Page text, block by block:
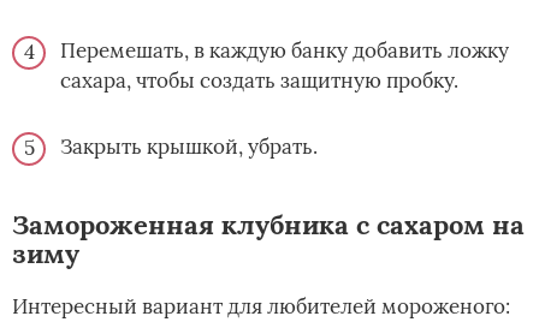
Перемешать, в каждую банку добавить ложку
сахара, чтобы создать защитную пробку.
Закрыть крышкой, убрать.
Замороженная клубника с сахаром на
зиму
Интересный вариант для любителей мороженого: